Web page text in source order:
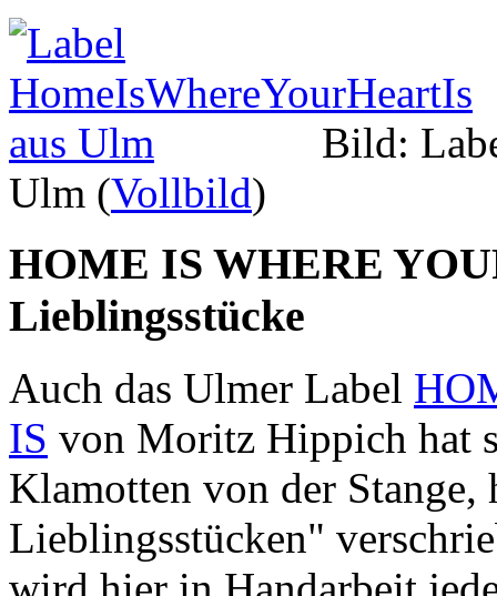
Bild:
Ulm (Vollbild)
HOME IS WHERE
Lieblingsstücke
Auch das Ulmer Label
IS von Moritz Hippich hat
Klamotten von der
Lieblingsstücken"